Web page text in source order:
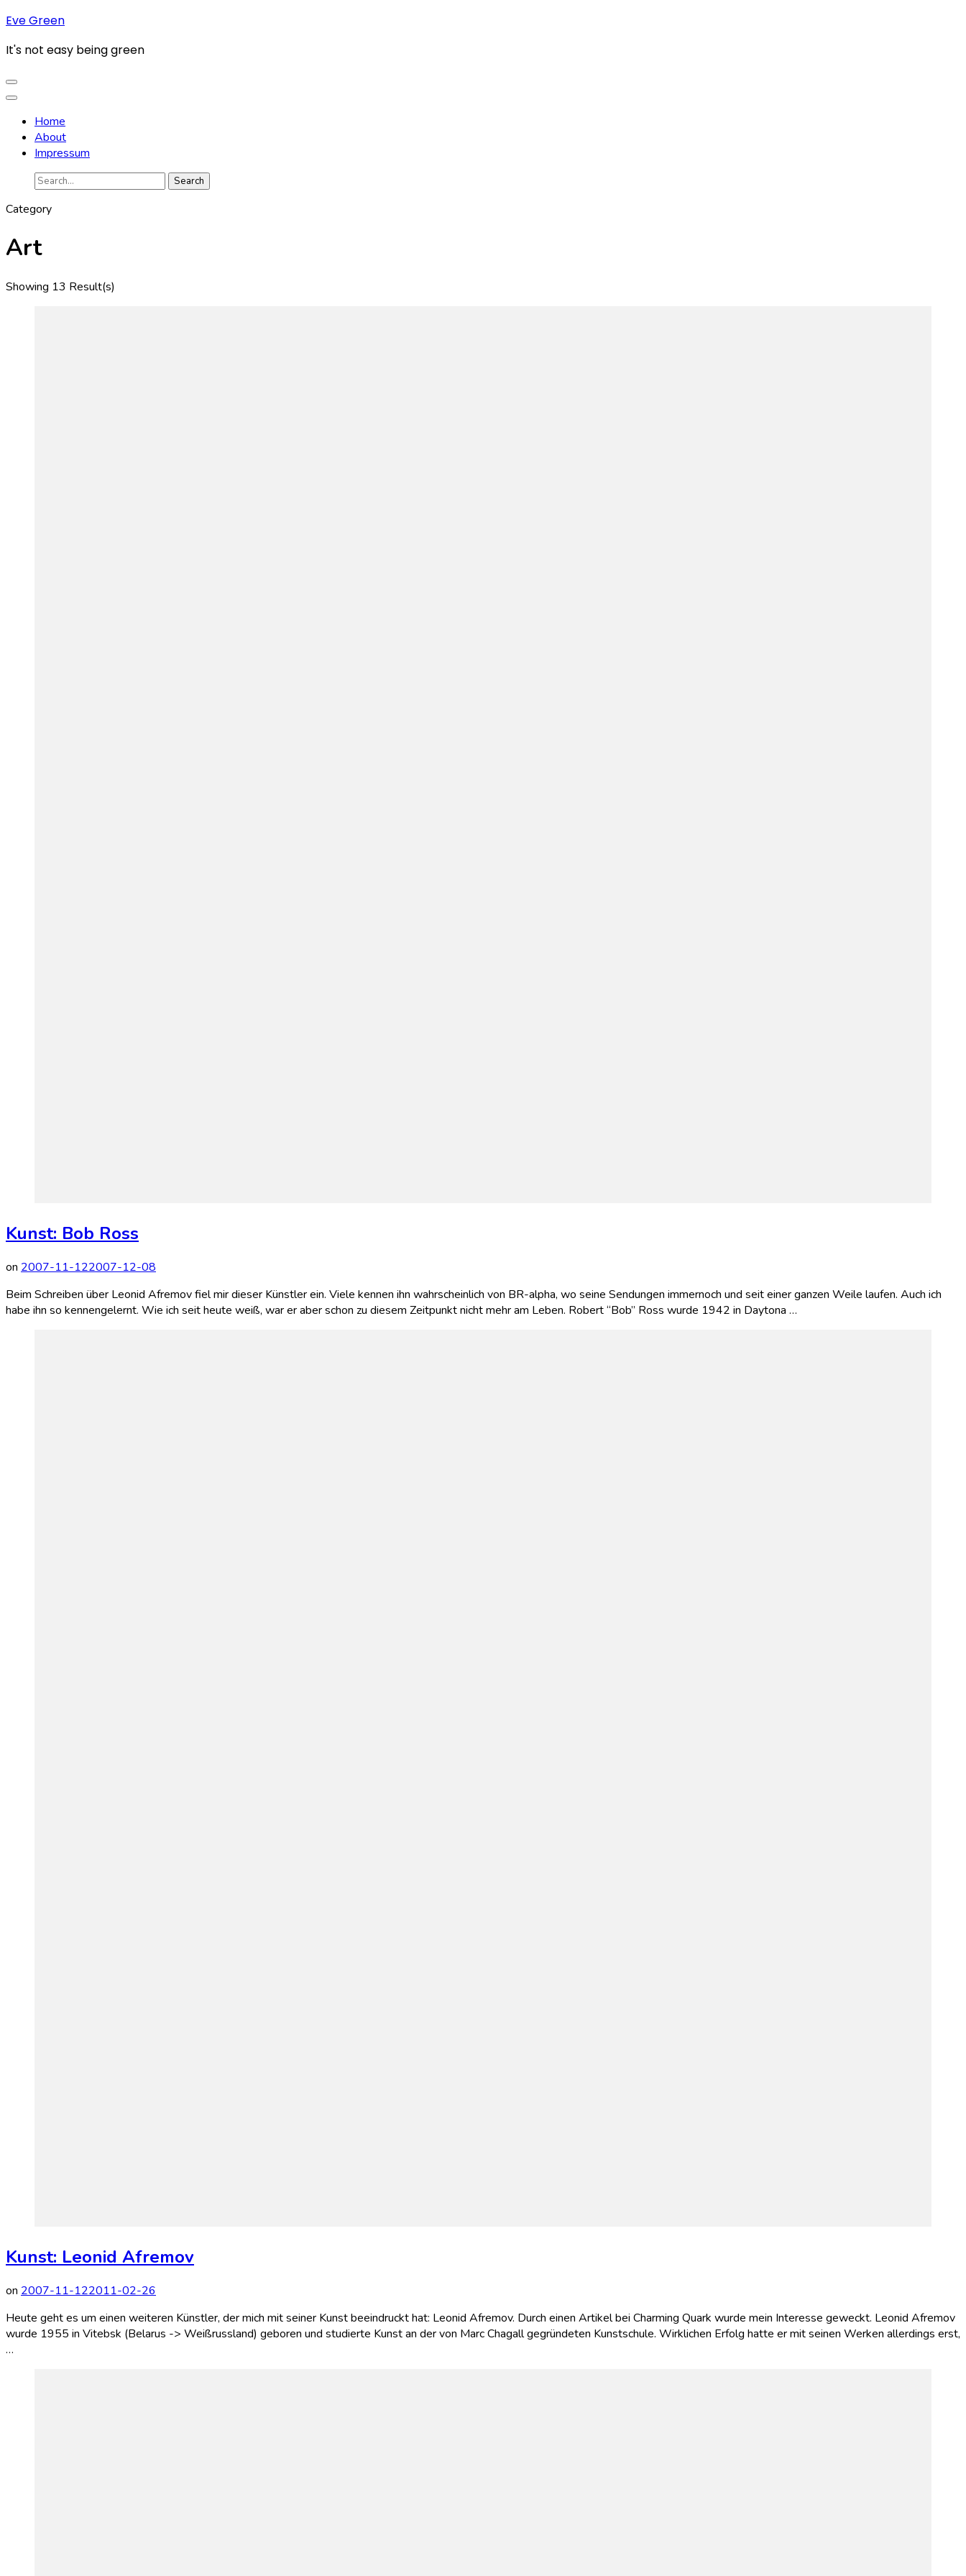
Skip
content
Enter)
Eve Green
It's not easy being green
Home
About
Impressum
Search
Category
Art
Showing 13 Result(s)
Kunst: Bob Ross
on 2007-11-122007-12-08
Beim Schreiben über Leonid Afremov fiel mir dieser Künstler ein. Viele kennen ihn wahrscheinlich von BR-alpha, wo seine Sendungen immernoch und seit einer ganzen Weile laufen. Auch ich
habe ihn so kennengelernt. Wie ich seit heute weiß, war er aber schon zu diesem Zeitpunkt nicht mehr am Leben. Robert “Bob” Ross wurde 1942 in Daytona …
Kunst: Leonid Afremov
on 2007-11-122011-02-26
Heute geht es um einen weiteren Künstler, der mich mit seiner Kunst beeindruckt hat: Leonid Afremov. Durch einen Artikel bei Charming Quark wurde mein Interesse geweckt. Leonid Afremov
wurde 1955 in Vitebsk (Belarus -> Weißrussland) geboren und studierte Kunst an der von Marc Chagall gegründeten Kunstschule. Wirklichen Erfolg hatte er mit seinen Werken allerdings erst,
…